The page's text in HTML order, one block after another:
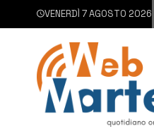
VENERDÌ 7 AGOSTO 2026